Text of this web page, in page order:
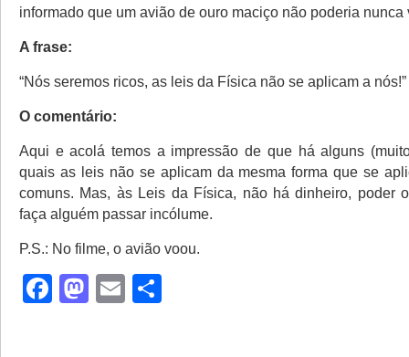
informado que um avião de ouro maciço não poderia nunca
A frase:
“Nós seremos ricos, as leis da Física não se aplicam a nós!”
O comentário:
Aqui e acolá temos a impressão de que há alguns
quais as leis não se aplicam da mesma forma que se
comuns. Mas, às Leis da Física, não há dinheiro, poder
faça alguém passar incólume.
P.S.: No filme, o avião voou.
Facebook
Mastodon
Email